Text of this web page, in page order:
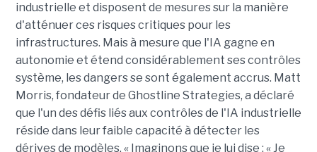
industrielle et disposent de mesures sur la manière
d'atténuer ces risques critiques pour les
infrastructures. Mais à mesure que l'IA gagne en
autonomie et étend considérablement ses contrôles
système, les dangers se sont également accrus. Matt
Morris, fondateur de Ghostline Strategies, a déclaré
que l'un des défis liés aux contrôles de l'IA industrielle
réside dans leur faible capacité à détecter les
dérives de modèles. « Imaginons que je lui dise : « Je